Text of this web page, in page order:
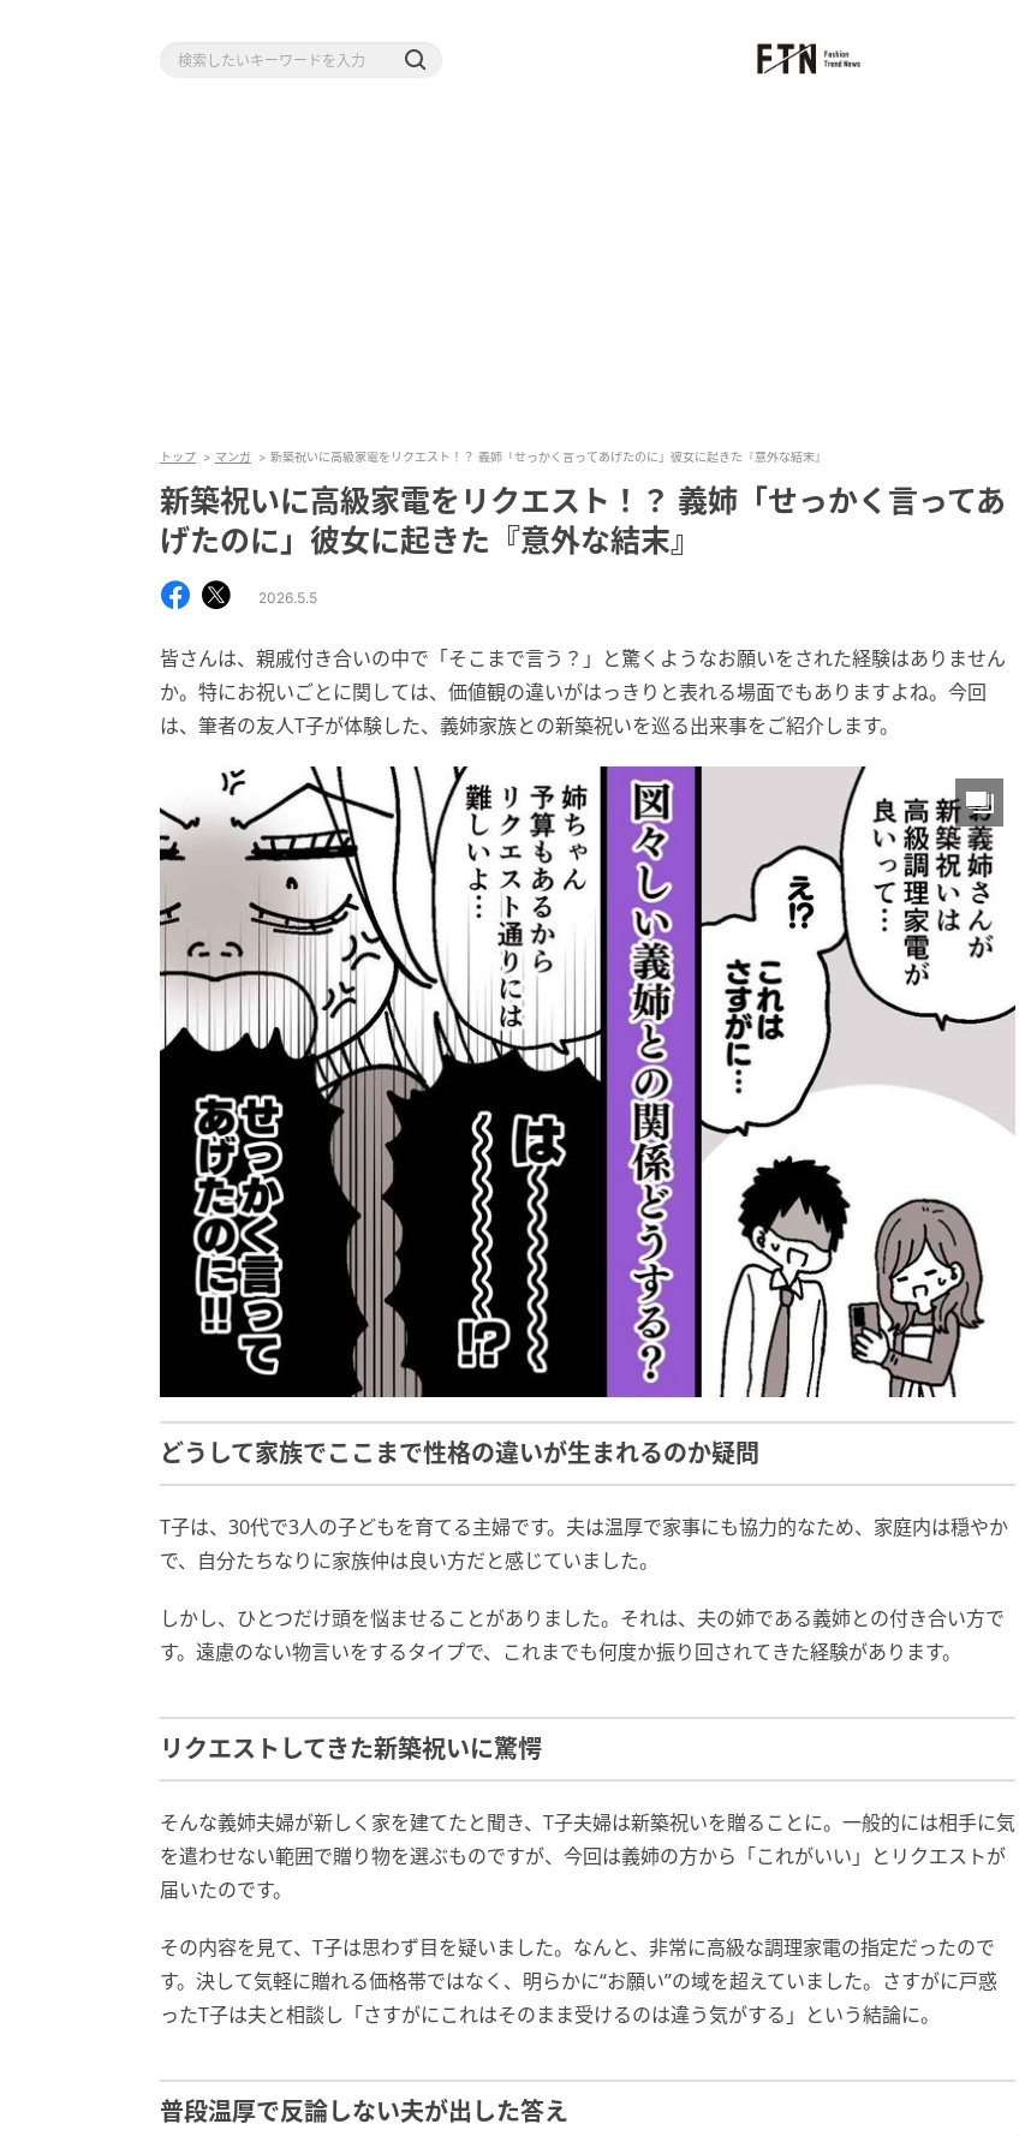
トップ マンガ 新築祝いに高級家電をリクエスト！？ 義姉「せっかく言ってあげたのに」彼女に起きた『意外な結末』
新築祝いに高級家電をリクエスト！？ 義姉「せっかく言ってあ
げたのに」彼女に起きた『意外な結末』
2026.5.5
皆さんは、親戚付き合いの中で「そこまで言う？」と驚くようなお願いをされた経験はありません
か。特にお祝いごとに関しては、価値観の違いがはっきりと表れる場面でもありますよね。今回
は、筆者の友人T子が体験した、義姉家族との新築祝いを巡る出来事をご紹介します。
どうして家族でここまで性格の違いが生まれるのか疑問
T子は、30代で3人の子どもを育てる主婦です。夫は温厚で家事にも協力的なため、家庭内は穏やか
で、自分たちなりに家族仲は良い方だと感じていました。
しかし、ひとつだけ頭を悩ませることがありました。それは、夫の姉である義姉との付き合い方で
す。遠慮のない物言いをするタイプで、これまでも何度か振り回されてきた経験があります。
リクエストしてきた新築祝いに驚愕
そんな義姉夫婦が新しく家を建てたと聞き、T子夫婦は新築祝いを贈ることに。一般的には相手に気
を遣わせない範囲で贈り物を選ぶものですが、今回は義姉の方から「これがいい」とリクエストが
届いたのです。
その内容を見て、T子は思わず目を疑いました。なんと、非常に高級な調理家電の指定だったので
す。決して気軽に贈れる価格帯ではなく、明らかに“お願い”の域を超えていました。さすがに戸惑
ったT子は夫と相談し「さすがにこれはそのまま受けるのは違う気がする」という結論に。
普段温厚で反論しない夫が出した答え